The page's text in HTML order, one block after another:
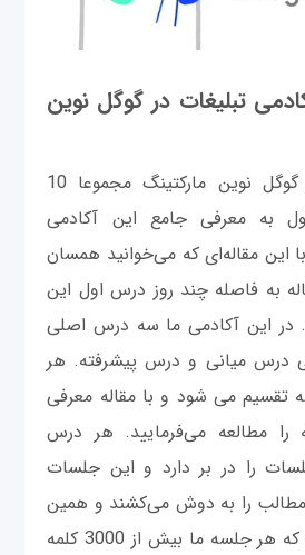
تبلیغات در گوگل نوین
آکادمی تبلیغات در گوگل نوین مارکتینگ مجموعا 10
به معرفی جامع این آکادمی
این مقاله‌ای که می‌خوانید همسان
به فاصله چند روز درس اول این
در این آکادمی ما سه درس اصلی
درس میانی و درس پیشرفته. هر
تقسیم می شود و با مقاله معرفی
را مطالعه می‌فرمایید. هر درس
را در بر دارد و این جلسات
را به دوش می‌کشند و همین
هم سبب شده است که هر جلسه ما بیش از 3000 کلمه